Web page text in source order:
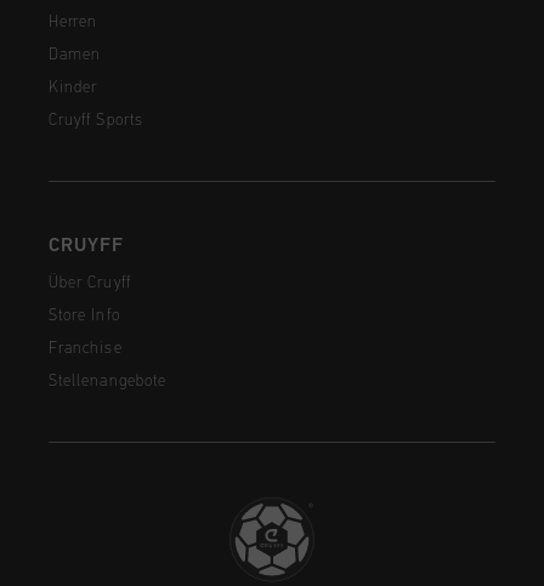
Herren
Damen
Kinder
Cruyff Sports
CRUYFF
Über Cruyff
Store Info
Franchise
Stellenangebote